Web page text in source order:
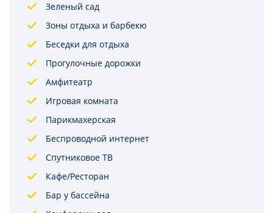
Зеленый сад
Зоны отдыха и барбекю
Беседки для отдыха
Прогулочные дорожки
Амфитеатр
Игровая комната
Парикмахерская
Беспроводной интернет
Спутниковое ТВ
Кафе/Ресторан
Бар у бассейна